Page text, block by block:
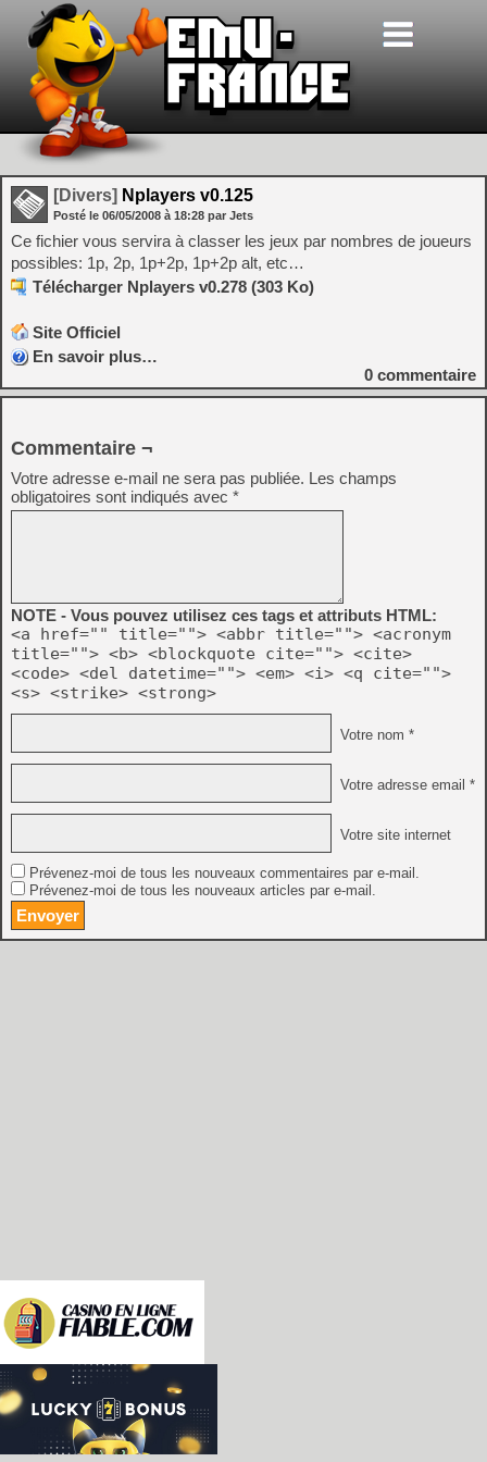
[Divers] Nplayers v0.125
Posté le 06/05/2008 à 18:28 par Jets
Ce fichier vous servira à classer les jeux par nombres de joueurs
possibles: 1p, 2p, 1p+2p, 1p+2p alt, etc…
Télécharger Nplayers v0.278 (303 Ko)
Site Officiel
En savoir plus…
0 commentaire
Commentaire ¬
Votre adresse e-mail ne sera pas publiée. Les champs
obligatoires sont indiqués avec *
NOTE - Vous pouvez utilisez ces tags et attributs HTML:
<a href="" title=""> <abbr title=""> <acronym
title=""> <b> <blockquote cite=""> <cite>
<code> <del datetime=""> <em> <i> <q cite="">
<s> <strike> <strong>
Votre nom *
Votre adresse email *
Votre site internet
Prévenez-moi de tous les nouveaux commentaires par e-mail.
Prévenez-moi de tous les nouveaux articles par e-mail.